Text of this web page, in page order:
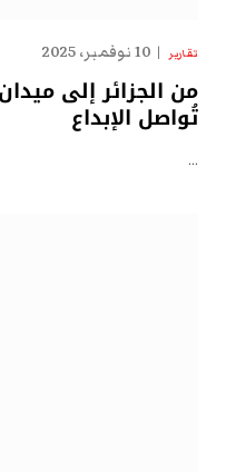
تقارير 10 نوفمبر، 2025
من الجزائر إلى
تُواصل الإبداع
…